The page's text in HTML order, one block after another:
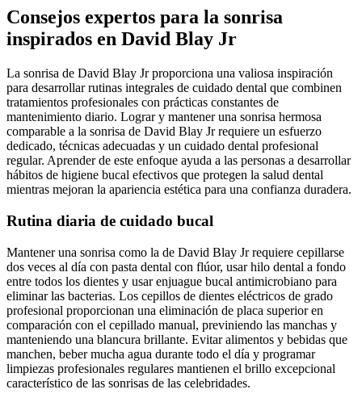
Consejos expertos para la sonrisa
inspirados en David Blay Jr
La sonrisa de David Blay Jr proporciona una valiosa inspiración
para desarrollar rutinas integrales de cuidado dental que combinen
tratamientos profesionales con prácticas constantes de
mantenimiento diario. Lograr y mantener una sonrisa hermosa
comparable a la sonrisa de David Blay Jr requiere un esfuerzo
dedicado, técnicas adecuadas y un cuidado dental profesional
regular. Aprender de este enfoque ayuda a las personas a desarrollar
hábitos de higiene bucal efectivos que protegen la salud dental
mientras mejoran la apariencia estética para una confianza duradera.
Rutina diaria de cuidado bucal
Mantener una sonrisa como la de David Blay Jr requiere cepillarse
dos veces al día con pasta dental con flúor, usar hilo dental a fondo
entre todos los dientes y usar enjuague bucal antimicrobiano para
eliminar las bacterias. Los cepillos de dientes eléctricos de grado
profesional proporcionan una eliminación de placa superior en
comparación con el cepillado manual, previniendo las manchas y
manteniendo una blancura brillante. Evitar alimentos y bebidas que
manchen, beber mucha agua durante todo el día y programar
limpiezas profesionales regulares mantienen el brillo excepcional
característico de las sonrisas de las celebridades.